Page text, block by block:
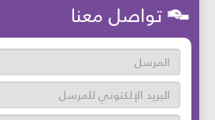
تواصل معنا